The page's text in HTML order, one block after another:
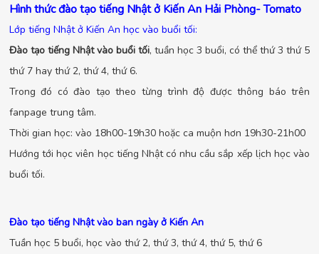
Hình thức đào tạo tiếng Nhật ở Kiến An Hải Phòng- Tomato
Lớp tiếng Nhật ở Kiến An học vào buổi tối:
Đào tạo tiếng Nhật vào buổi tối, tuần học 3 buổi, có thể thứ 3 thứ 5
thứ 7 hay thứ 2, thứ 4, thứ 6.
Trong đó có đào tạo theo từng trình độ được thông báo trên
fanpage trung tâm.
Thời gian học: vào 18h00-19h30 hoặc ca muộn hơn 19h30-21h00
Hướng tới học viên học tiếng Nhật có nhu cầu sắp xếp lịch học vào
buổi tối.
Đào tạo tiếng Nhật vào ban ngày ở Kiến An
Tuần học 5 buổi, học vào thứ 2, thứ 3, thứ 4, thứ 5, thứ 6